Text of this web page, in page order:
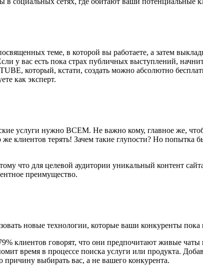
теме, в которой вы работаете, а затем
у вас есть пока страх публичных выступлений,
который, кстати, создать можно абсолютно
как эксперт.
услуги нужно ВСЕМ. Не важно кому, главное же,
клиентов терять! Зачем такие глупости? Но попытка
что для целевой аудитории уникальный контент
преимущество.
новые технологии, которые ваши конкуренты пока
клиентов говорят, что они предпочитают живые чаты
время в процессе поиска услуги или продукта.
выбирать вас, а не вашего конкурента.